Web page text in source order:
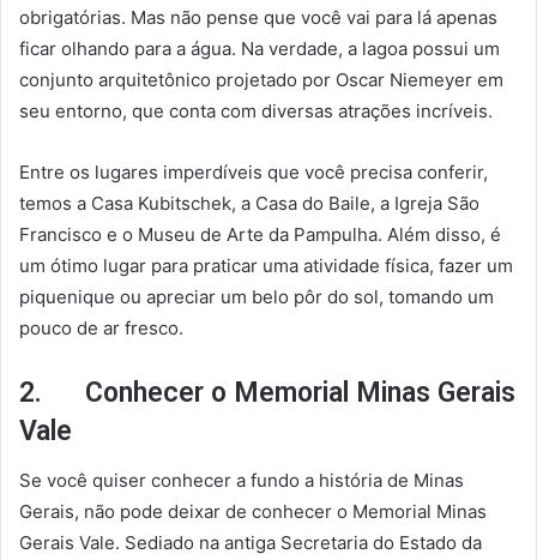
obrigatórias. Mas não pense que você vai para lá apenas
ficar olhando para a água. Na verdade, a lagoa possui um
conjunto arquitetônico projetado por Oscar Niemeyer em
seu entorno, que conta com diversas atrações incríveis.
Entre os lugares imperdíveis que você precisa conferir,
temos a Casa Kubitschek, a Casa do Baile, a Igreja São
Francisco e o Museu de Arte da Pampulha. Além disso, é
um ótimo lugar para praticar uma atividade física, fazer um
piquenique ou apreciar um belo pôr do sol, tomando um
pouco de ar fresco.
2. Conhecer o Memorial Minas Gerais
Vale
Se você quiser conhecer a fundo a história de Minas
Gerais, não pode deixar de conhecer o Memorial Minas
Gerais Vale. Sediado na antiga Secretaria do Estado da